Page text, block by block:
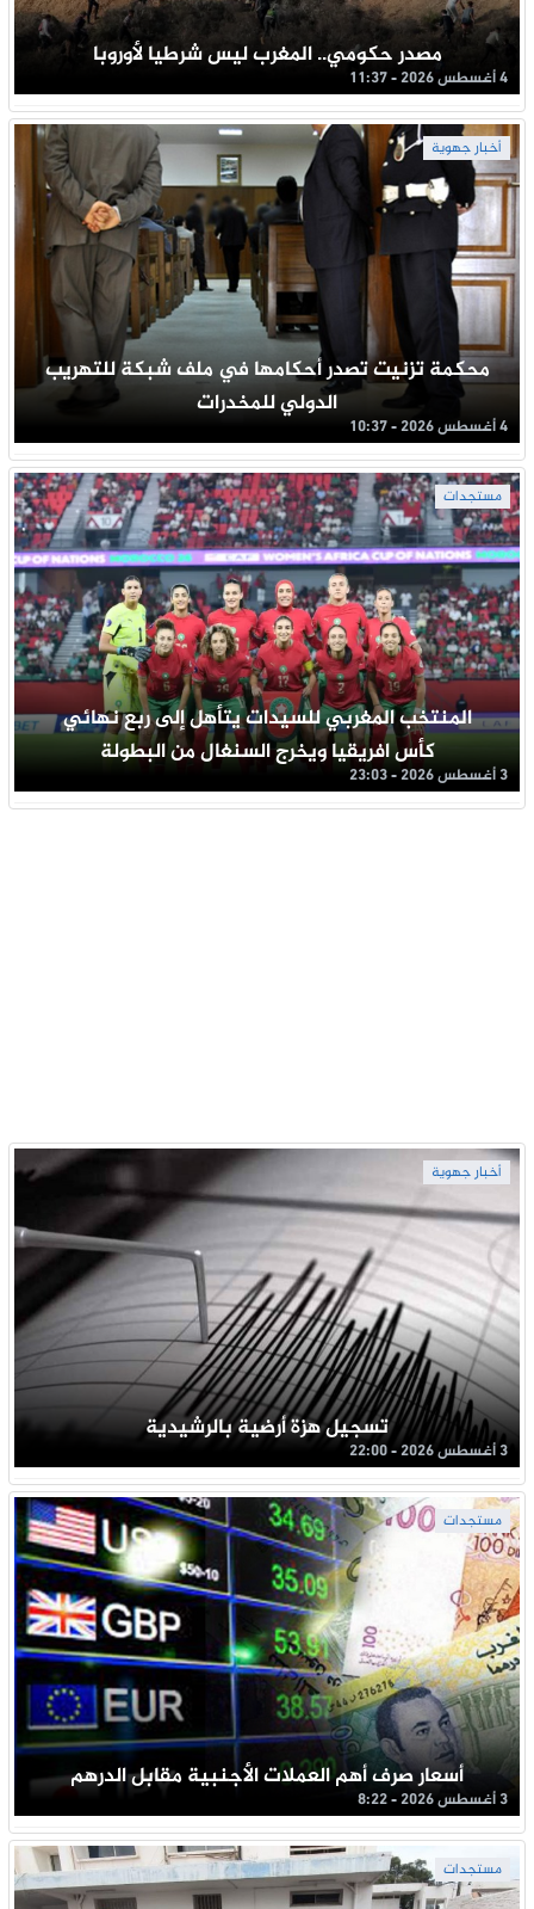
مصدر حكومي.. المغرب ليس شرطيا لأوروبا
4 أغسطس 2026 - 11:37
أخبار جهوية
محكمة تزنيت تصدر أحكامها في ملف شبكة للتهريب
الدولي للمخدرات
4 أغسطس 2026 - 10:37
مستجدات
المنتخب المغربي للسيدات يتأهل إلى ربع نهائي
كأس افريقيا ويخرج السنغال من البطولة
3 أغسطس 2026 - 23:03
أخبار جهوية
تسجيل هزة أرضية بالرشيدية
3 أغسطس 2026 - 22:00
مستجدات
أسعار صرف أهم العملات الأجنبية مقابل الدرهم
3 أغسطس 2026 - 8:22
مستجدات